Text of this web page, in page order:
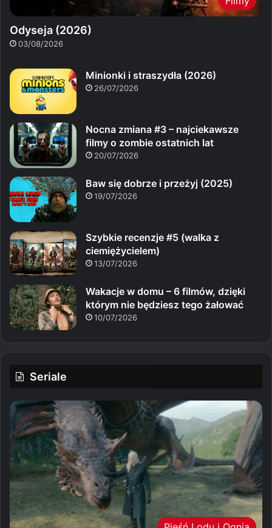
Odyseja (2026)
03/08/2026
Minionki i straszydła (2026)
26/07/2026
Nocna zmiana #3 – najciekawsze
filmy o zombie ostatnich lat
20/07/2026
Baw się dobrze i przeżyj (2025)
19/07/2026
Szybkie recenzje #5 (walka z
ciemiężycielem)
13/07/2026
Wakacje w domu – 6 filmów, dzięki
którym nie będziesz tego żałować
10/07/2026
Seriale